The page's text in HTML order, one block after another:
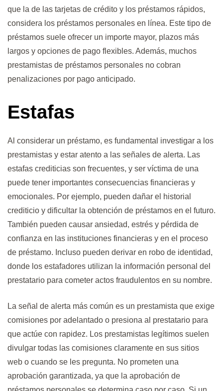
que la de las tarjetas de crédito y los préstamos rápidos,
considera los préstamos personales en línea. Este tipo de
préstamos suele ofrecer un importe mayor, plazos más
largos y opciones de pago flexibles. Además, muchos
prestamistas de préstamos personales no cobran
penalizaciones por pago anticipado.
Estafas
Al considerar un préstamo, es fundamental investigar a los
prestamistas y estar atento a las señales de alerta. Las
estafas crediticias son frecuentes, y ser víctima de una
puede tener importantes consecuencias financieras y
emocionales. Por ejemplo, pueden dañar el historial
crediticio y dificultar la obtención de préstamos en el futuro.
También pueden causar ansiedad, estrés y pérdida de
confianza en las instituciones financieras y en el proceso
de préstamo. Incluso pueden derivar en robo de identidad,
donde los estafadores utilizan la información personal del
prestatario para cometer actos fraudulentos en su nombre.
La señal de alerta más común es un prestamista que exige
comisiones por adelantado o presiona al prestatario para
que actúe con rapidez. Los prestamistas legítimos suelen
divulgar todas las comisiones claramente en sus sitios
web o cuando se les pregunta. No prometen una
aprobación garantizada, ya que la aprobación de